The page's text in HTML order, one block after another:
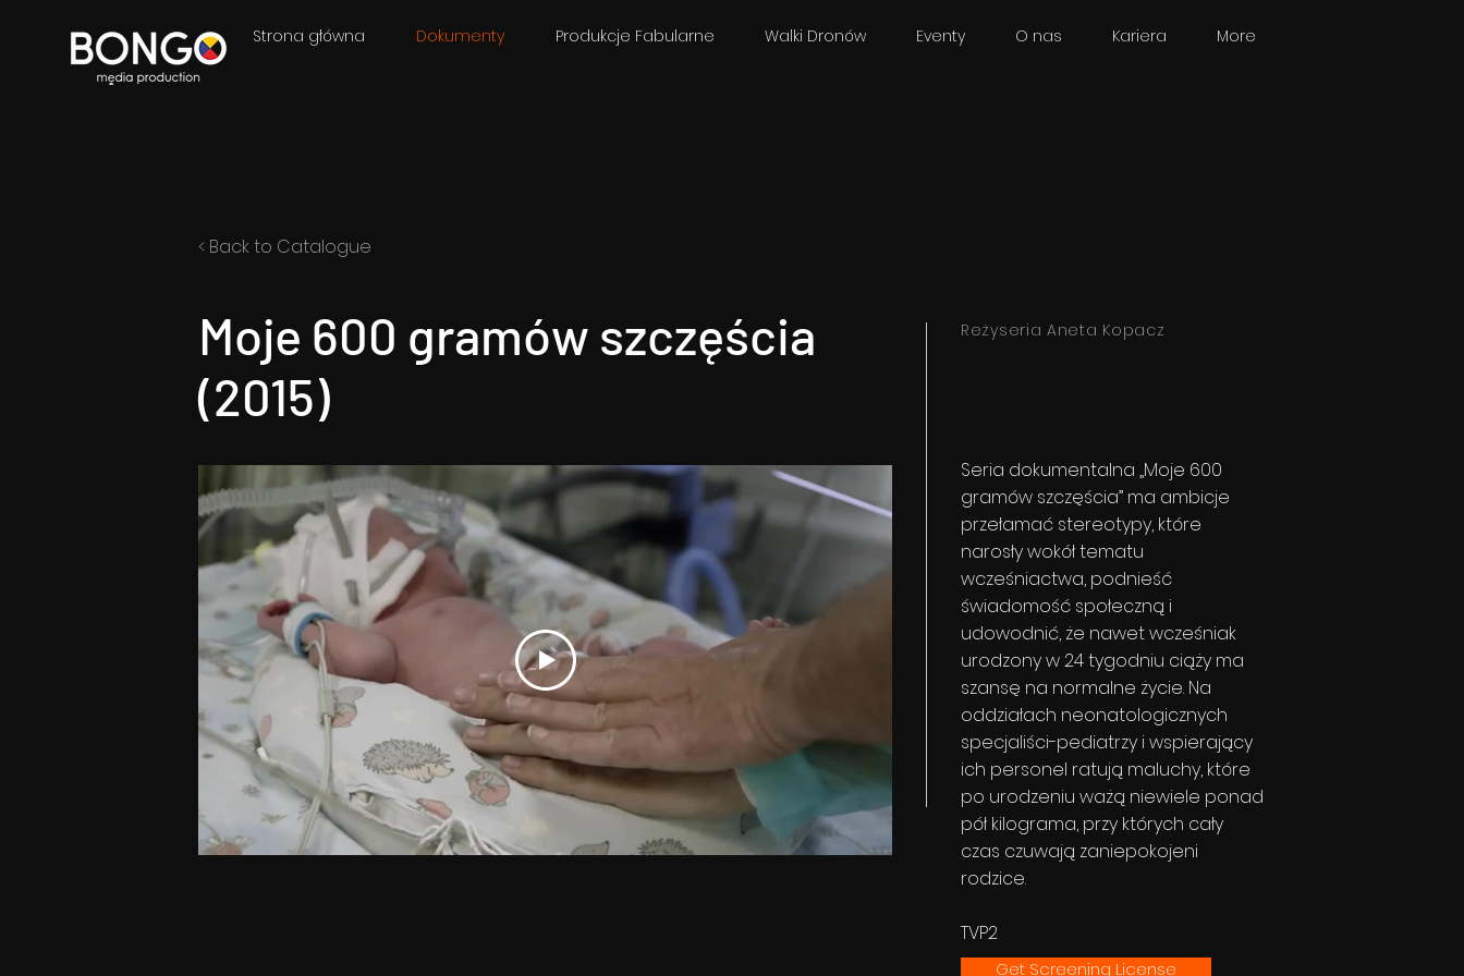
Strona główna Dokumenty Produkcje Fabularne Walki Dronów Eventy O nas Kariera More
< Back to Catalogue
Moje 600 gramów szczęścia
(2015)
Reżyseria Aneta Kopacz
Seria dokumentalna „Moje 600
gramów szczęścia” ma ambicje
przełamać stereotypy, które
narosły wokół tematu
wcześniactwa, podnieść
świadomość społeczną i
udowodnić, że nawet wcześniak
urodzony w 24 tygodniu ciąży ma
szansę na normalne życie. Na
oddziałach neonatologicznych
specjaliści-pediatrzy i wspierający
ich personel ratują maluchy, które
po urodzeniu ważą niewiele ponad
pół kilograma, przy których cały
czas czuwają zaniepokojeni
rodzice.
TVP2
Get Screening License